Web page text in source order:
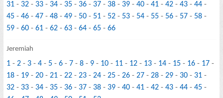
31 - 32 - 33 - 34 - 35 - 36 - 37 - 38 - 39 -40 -41 -42 -43 -44 -
45 -46 -47 -48 -49 - 50 - 51 - 52 - 53 - 54 - 55 - 56 - 57 - 58 -
59 -60 -61 -62 -63 -64 -65 -66
Jeremiah
1 -2 - 3 -4 - 5 -6 - 7 -8 - 9 - 10 - 11 - 12 - 13 - 14 - 15 - 16 - 17 -
18 - 19 -20 -21 -22 -23 -24 -25 -26 -27 -28 -29 - 30 - 31 -
32 - 33 - 34 - 35 - 36 - 37 - 38 - 39 -40 -41 -42 -43 -44 -45 -